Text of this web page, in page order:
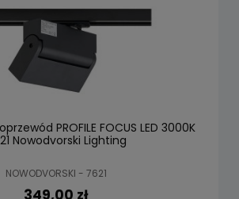
PROFILE FOCUS LED 3000K
Nowodvorski Lighting
NOWODVORSKI - 7621